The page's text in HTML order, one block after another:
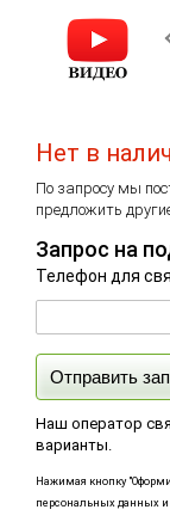
Нет в
По запросу мы
предложить
Запрос на
Телефон для
Отправить
Наш оператор
варианты.
Нажимая кнопку
персональных данных и